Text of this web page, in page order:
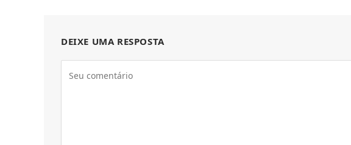
DEIXE UMA RESPOSTA